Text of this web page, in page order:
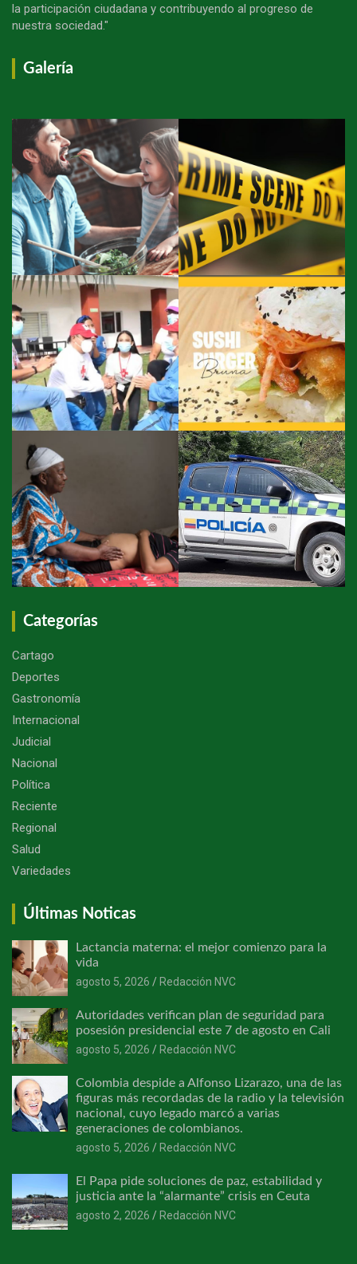
la participación ciudadana y contribuyendo al progreso de
nuestra sociedad."
Galería
Categorías
Cartago
Deportes
Gastronomía
Internacional
Judicial
Nacional
Política
Reciente
Regional
Salud
Variedades
Últimas Noticas
Lactancia materna: el mejor comienzo para la
vida
agosto 5, 2026
Redacción NVC
Autoridades verifican plan de seguridad para
posesión presidencial este 7 de agosto en Cali
agosto 5, 2026
Redacción NVC
Colombia despide a Alfonso Lizarazo, una de las
figuras más recordadas de la radio y la televisión
nacional, cuyo legado marcó a varias
generaciones de colombianos.
agosto 5, 2026
Redacción NVC
El Papa pide soluciones de paz, estabilidad y
justicia ante la “alarmante” crisis en Ceuta
agosto 2, 2026
Redacción NVC